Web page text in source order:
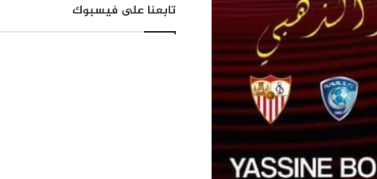
تابعنا على فيسبوك